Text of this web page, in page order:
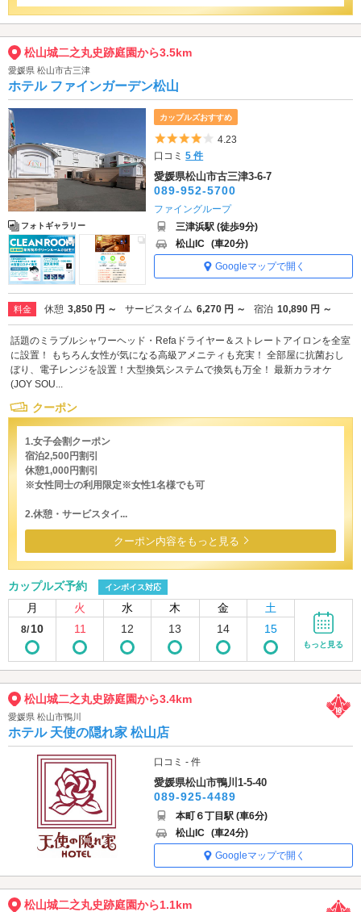
松山城二之丸史跡庭園から3.5km
愛媛県 松山市古三津
ホテル ファインガーデン松山
フォトギャラリー
カップルズおすすめ
5つ星のうち4
4.23
口コミ5 件
愛媛県松山市古三津3-6-7
089-952-5700
ファイングループ
三津浜駅 (徒歩9分)
松山IC (車20分)
Googleマップで開く
料金 休憩 3,850 円 ～ サービスタイム 6,270 円 ～ 宿泊 10,890 円 ～
話題のミラブルシャワーヘッド・Refaドライヤー＆ストレートアイロンを全室
に設置！ もちろん女性が気になる高級アメニティも充実！ 全部屋に抗菌おし
ぼり、電子レンジを設置！大型換気システムで換気も万全！ 最新カラオケ
(JOY SOU...
クーポン
1.女子会割クーポン
宿泊2,500円割引
休憩1,000円割引
※女性同士の利用限定※女性1名様でも可
2.休憩・サービスタイ...
クーポン内容をもっと見る
カップルズ予約 インボイス対応
月 火 水 木 金 土
8/ 10 11 12 13 14 15
もっと見る
松山城二之丸史跡庭園から3.4km
愛媛県 松山市鴨川
ホテル 天使の隠れ家 松山店
口コミ - 件
愛媛県松山市鴨川1-5-40
089-925-4489
本町６丁目駅 (車6分)
松山IC (車24分)
Googleマップで開く
松山城二之丸史跡庭園から1.1km